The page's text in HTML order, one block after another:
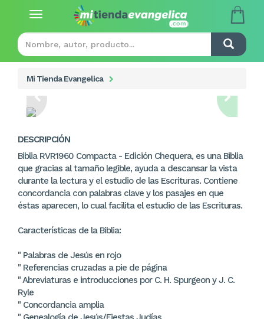
Toggle
Mi Tienda Evangelica
DESCRIPCIÓN
Biblia RVR1960 Compacta - Edición Chequera, es una Biblia
que gracias al tamaño legible, ayuda a descansar la vista
durante la lectura y el estudio de las Escrituras. Contiene
concordancia con palabras clave y los pasajes en que
éstas aparecen, lo cual facilita el estudio de las Escrituras.
Características de la Biblia:
" Palabras de Jesús en rojo
" Referencias cruzadas a pie de página
" Abreviaturas e introducciones por C. H. Spurgeon y J. C.
Ryle
" Concordancia amplia